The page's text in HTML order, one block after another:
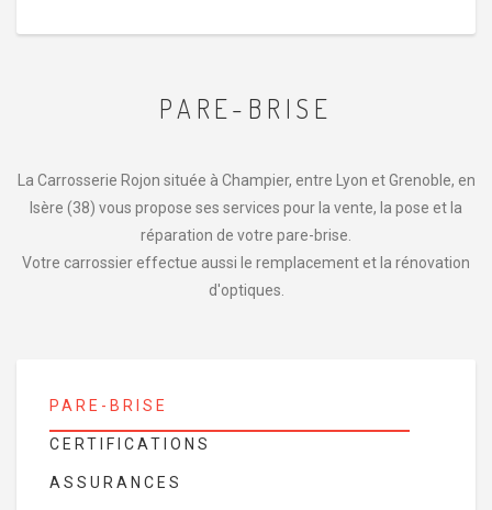
PARE-BRISE
La Carrosserie Rojon située à Champier, entre Lyon et Grenoble, en
Isère (38) vous propose ses services pour la vente, la pose et la
réparation de votre pare-brise.
Votre carrossier effectue aussi le remplacement et la rénovation
d'optiques.
PARE-BRISE
CERTIFICATIONS
ASSURANCES